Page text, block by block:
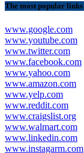
The most popular links
www.google.com
www.youtube.com
www.twitter.com
www.facebook.com
www.yahoo.com
www.amazon.com
www.yelp.com
www.reddit.com
www.craigslist.org
www.walmart.com
www.linkedin.com
www.instagarm.com